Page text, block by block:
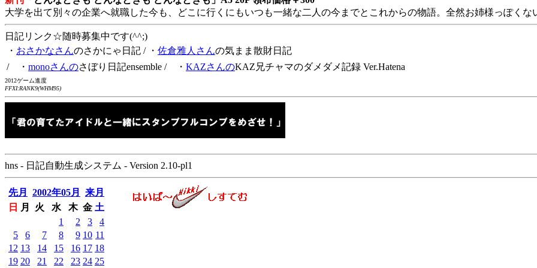
大学を出て別々の企業へ就職した今も、どこに行くにもいつも一緒な二人の今までとこれからの物語。全然お姉様っぽくな
日記リンク☆随時募集中です(^^;)
・ おさかなさんのさかにゃ日記 / ・ 佐倉雅人さんの気まま散財日記
/ ・ monoさんのさぼり日記ensemble / ・ KAZさんのKAZ兄チャマのダメダメ記録 Ver.Hatena
2012ゲーム進度
FFXI:RANK9(WHM95)
hns - 日記自動生成システム - Version 2.10-pl1
先月 2002年05月
来月
日
月 火 水 木 金 土
1
2 3
4
5
6 7 8 9 10 11
12 13 14 15 16 17 18
19 20 21 22 23 24 25